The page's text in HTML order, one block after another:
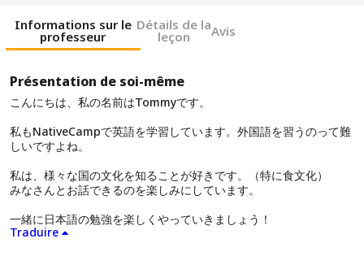
Informations sur le
professeur
Détails de la
leçon Avis
Présentation de soi-même
こんにちは、私の名前はTommyです。
私もNativeCampで英語を学習しています。外国語を習うのって難
しいですよね。
私は、様々な国の文化を知ることが好きです。（特に食文化）
みなさんとお話できるのを楽しみにしています。
一緒に日本語の勉強を楽しくやっていきましょう！
Traduire